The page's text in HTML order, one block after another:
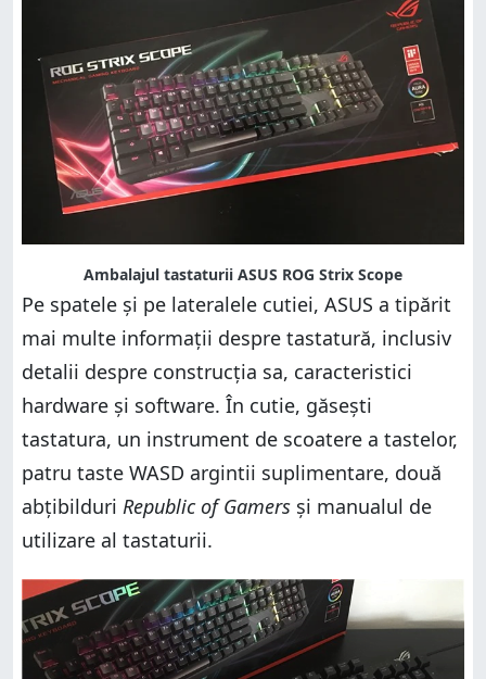
Ambalajul tastaturii ASUS ROG Strix Scope
Pe spatele și pe lateralele cutiei, ASUS a tipărit
mai multe informații despre tastatură, inclusiv
detalii despre construcția sa, caracteristici
hardware și software. În cutie, găsești
tastatura, un instrument de scoatere a tastelor,
patru taste WASD argintii suplimentare, două
abțibilduri Republic of Gamers și manualul de
utilizare al tastaturii.